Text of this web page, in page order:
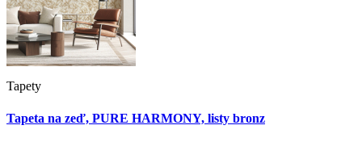
Tapety
Tapeta na zeď, PURE HARMONY, listy bronz